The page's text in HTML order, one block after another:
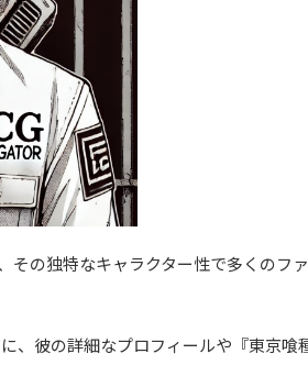
その独特なキャラクター性で多くのフ
、彼の詳細なプロフィールや『東京喰